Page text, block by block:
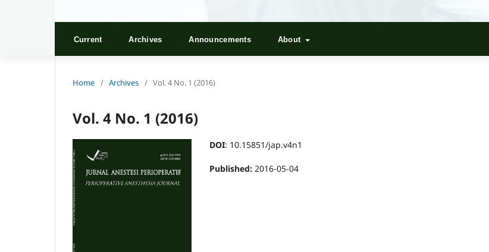
Current Archives Announcements About
Home / Archives / Vol. 4 No. 1 (2016)
Vol. 4 No. 1 (2016)
DOI: 10.15851/jap.v4n1
Published: 2016-05-04